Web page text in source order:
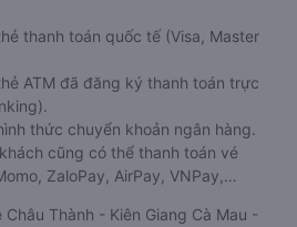
thanh toán quốc tế (Visa, Master
ATM đã đăng ký thanh toán trực
thức chuyển khoản ngân hàng.
cũng có thể thanh toán vé
ZaloPay, AirPay, VNPay,…
Thành - Kiên Giang Cà Mau -